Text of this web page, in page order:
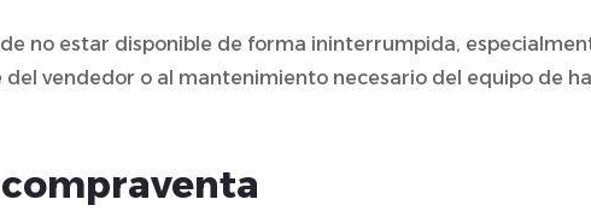
no estar disponible de forma ininterrumpida,
vendedor o al mantenimiento necesario del equipo de